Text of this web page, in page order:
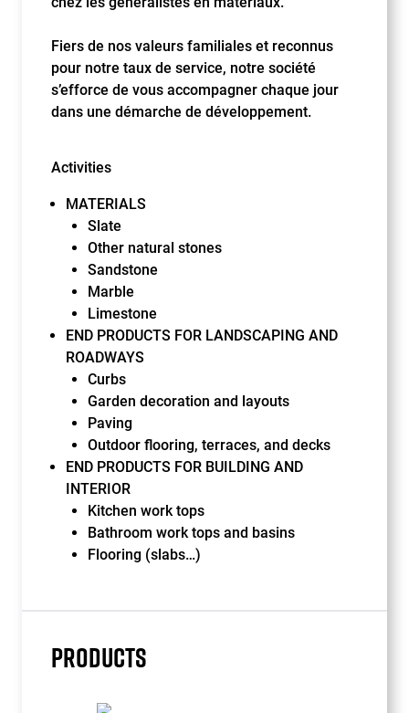
Fiers de nos valeurs familiales et reconnus
pour notre taux de service, notre société
s’efforce de vous accompagner chaque jour
dans une démarche de développement.
Activities
MATERIALS
Slate
Other natural stones
Sandstone
Marble
Limestone
END PRODUCTS FOR LANDSCAPING AND
ROADWAYS
Curbs
Garden decoration and layouts
Paving
Outdoor flooring, terraces, and decks
END PRODUCTS FOR BUILDING AND
INTERIOR
Kitchen work tops
Bathroom work tops and basins
Flooring (slabs…)
PRODUCTS